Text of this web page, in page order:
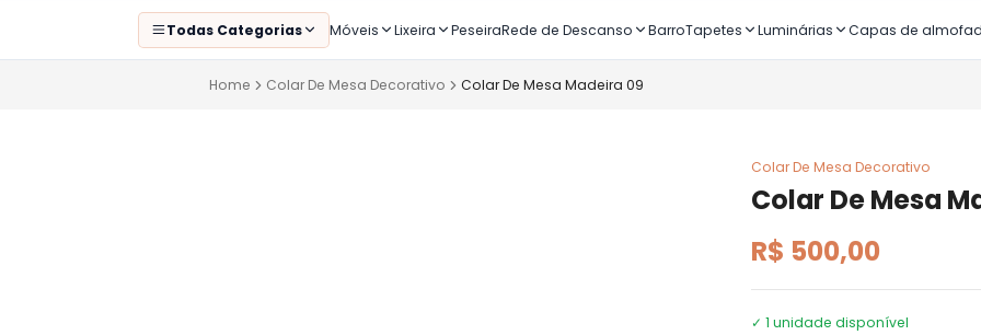
Todas Categorias Móveis Lixeira PeseiraRede de Descanso BarroTapetes Luminárias Capas de
Home Colar De Mesa Decorativo Colar De Mesa Madeira 09
Colar De Mesa Decorativo
Colar De Mesa
R$ 500,00
✓ 1 unidade disponível